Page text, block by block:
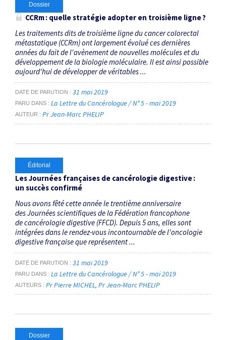
Dossier
CCRm : quelle stratégie adopter en troisième ligne ?
Les traitements dits de troisième ligne du cancer colorectal
métastatique (CCRm) ont largement évolué ces dernières
années du fait de l'avènement de nouvelles molécules et du
développement de la biologie moléculaire. Il est ainsi possible
aujourd'hui de développer de véritables ...
DATE DE PARUTION 31 mai 2019
PARU DANS La Lettre du Cancérologue / N° 5 - mai 2019
AUTEUR Pr Jean-Marc PHELIP
Éditorial
Les Journées françaises de cancérologie digestive :
un succès confirmé
Nous avons fêté cette année le trentième anniversaire
des Journées scientifiques de la Fédération francophone
de cancérologie ­digestive (FFCD). Depuis 5 ans, elles sont
intégrées dans le rendez-vous ­incontournable de l'oncologie
digestive française que représentent ...
DATE DE PARUTION 31 mai 2019
PARU DANS La Lettre du Cancérologue / N° 5 - mai 2019
AUTEURS Pr Pierre MICHEL Pr Jean-Marc PHELIP
Dossier